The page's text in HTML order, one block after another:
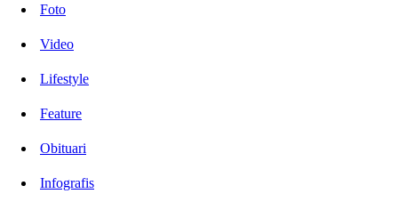
Foto
Video
Lifestyle
Feature
Obituari
Infografis